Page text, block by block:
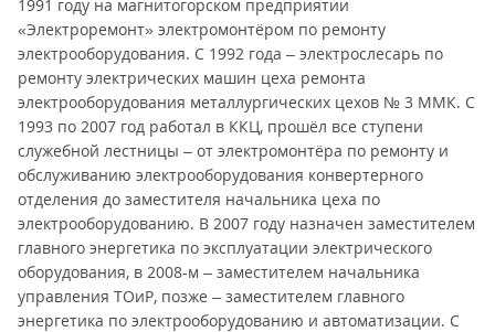
1991 году на магнитогорском предприятии
«Электроремонт» электромонтёром по ремонту
электрооборудования. С 1992 года – электрослесарь по
ремонту электрических машин цеха ремонта
электрооборудования металлургических цехов № 3 ММК. С
1993 по 2007 год работал в ККЦ, прошёл все ступени
служебной лестницы – от электромонтёра по ремонту и
обслуживанию электрооборудования конвертерного
отделения до заместителя начальника цеха по
электрооборудованию. В 2007 году назначен заместителем
главного энергетика по эксплуатации электрического
оборудования, в 2008-м – заместителем начальника
управления ТОиР, позже – заместителем главного
энергетика по электрооборудованию и автоматизации. С